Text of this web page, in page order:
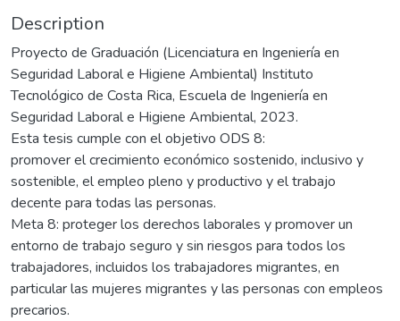
Description
Proyecto de Graduación (Licenciatura en Ingeniería en
Seguridad Laboral e Higiene Ambiental) Instituto
Tecnológico de Costa Rica, Escuela de Ingeniería en
Seguridad Laboral e Higiene Ambiental, 2023.
Esta tesis cumple con el objetivo ODS 8:
promover el crecimiento económico sostenido, inclusivo y
sostenible, el empleo pleno y productivo y el trabajo
decente para todas las personas.
Meta 8: proteger los derechos laborales y promover un
entorno de trabajo seguro y sin riesgos para todos los
trabajadores, incluidos los trabajadores migrantes, en
particular las mujeres migrantes y las personas con empleos
precarios.